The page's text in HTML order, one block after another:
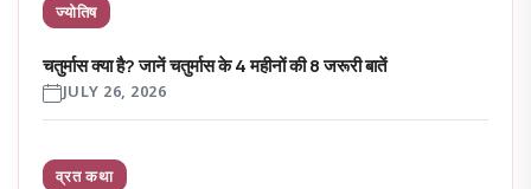
ज्योतिष
चतुर्मास क्या है? जानें चतुर्मास के 4 महीनों की 8 जरूरी बातें
JULY 26, 2026
व्रत कथा